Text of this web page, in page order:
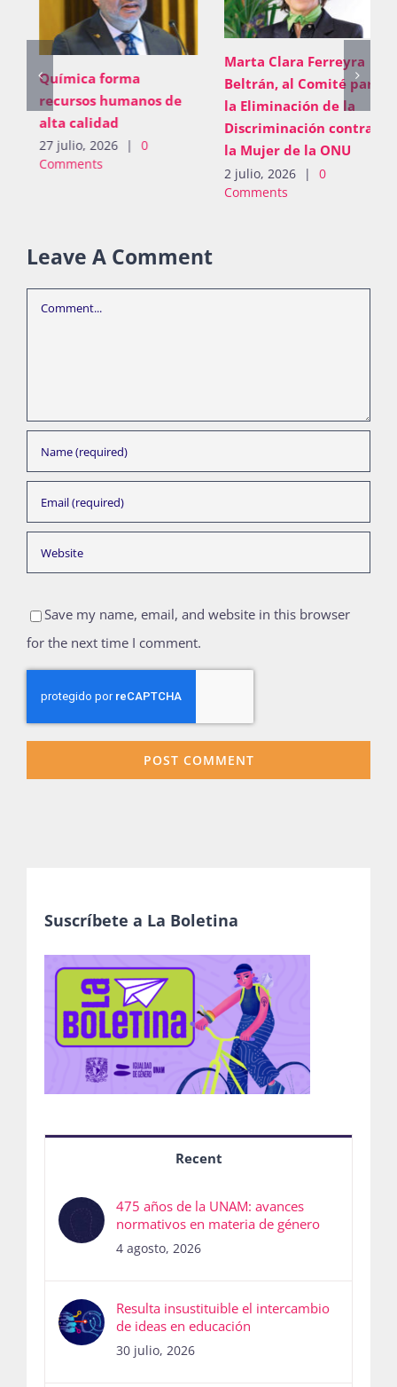
Química forma
recursos humanos de
alta calidad
27 julio, 2026 |
0
Comments
Marta Clara Ferreyra
Beltrán, al Comité para
la Eliminación de la
Discriminación contra
la Mujer de la ONU
2 julio, 2026 |
0
Comments
Leave A Comment
Comment
Save my name, email, and website in this browser
for the next time I comment.
Suscríbete a La Boletina
Recent
475 años de la UNAM: avances
normativos en materia de género
4 agosto, 2026
Resulta insustituible el intercambio
de ideas en educación
30 julio, 2026